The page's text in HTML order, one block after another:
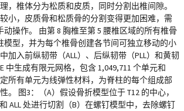
，椎体分为松质和皮质，同时分割出椎间隙。
小，皮质骨和松质骨的分割变得更加困难，需
动操作。 由第 8 胸椎至第 5 腰椎区域的所有椎骨
模型，并为每个椎骨创建各节间可独立移动的小
加入前纵韧带（ALL）、后纵韧带（PLL）和黄韧
中生成有限元网格，包含 1,049,711 个单元和
所有单元为线弹性材料，为脊柱的每个组成部
。 图3：（A）假设骨折模型位于 T12 的中心，
ALL 处进行切割（B）在螺钉模型中，去除螺钉